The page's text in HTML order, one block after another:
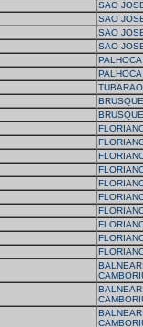
SAO
SAO
SAO
SAO
PALHOCA
PALHOCA
TUBARAO
BRUSQUE
BRUSQUE